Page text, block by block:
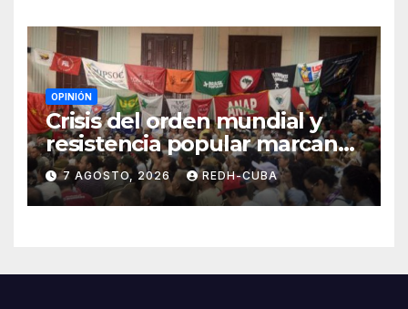
OPINIÓN
Crisis del orden mundial y
resistencia popular marcan
el inicio de la IV Asamblea
Continental de ALBA
Movimientos en Cuba
7 AGOSTO, 2026 REDH-CUBA